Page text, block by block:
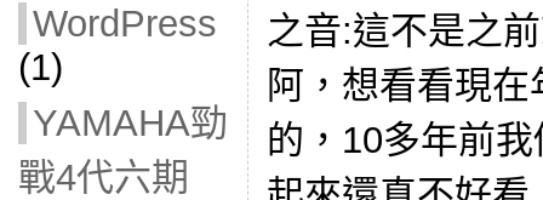
WordPress
(1)
YAMAHA勁
戰4代六期
之音:這不是之
阿，想看看現
的，10多年前